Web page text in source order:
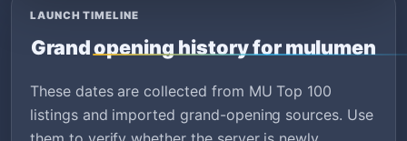
LAUNCH TIMELINE
Grand opening history for mulumen
These dates are collected from MU Top 100
listings and imported grand-opening sources. Use